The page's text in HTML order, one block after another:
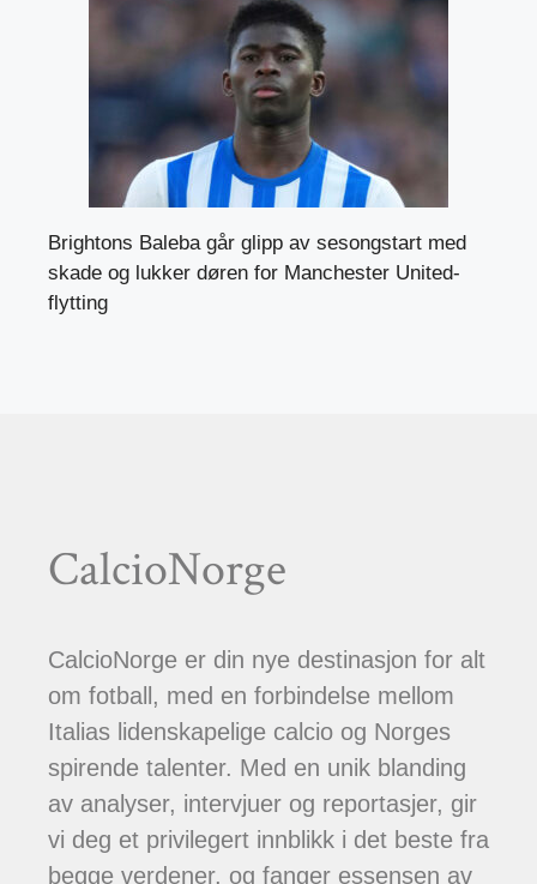
Brightons Baleba går glipp av sesongstart med
skade og lukker døren for Manchester United-
flytting
CalcioNorge
CalcioNorge er din nye destinasjon for alt
om fotball, med en forbindelse mellom
Italias lidenskapelige calcio og Norges
spirende talenter. Med en unik blanding
av analyser, intervjuer og reportasjer, gir
vi deg et privilegert innblikk i det beste fra
begge verdener, og fanger essensen av